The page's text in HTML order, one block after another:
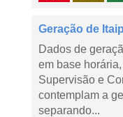
Geração de
Dados de
em base
Supervisão e
contemplam a
separando...